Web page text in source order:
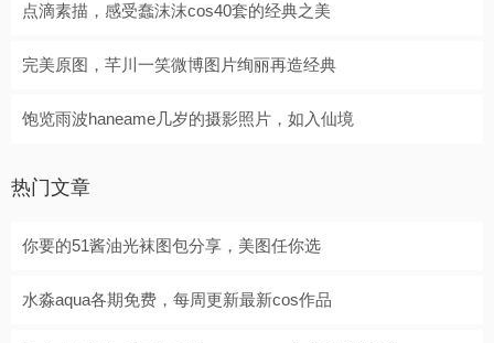
点滴素描，感受蠢沫沫cos40套的经典之美
完美原图，芊川一笑微博图片绚丽再造经典
饱览雨波haneame几岁的摄影照片，如入仙境
热门文章
你要的51酱油光袜图包分享，美图任你选
水淼aqua各期免费，每周更新最新cos作品